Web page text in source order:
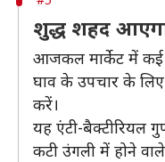
शुद्ध शहद
आजकल मार्केट में
घाव के उपचार के
करें।
यह एंटी-बैक्टीरियल
कटी उंगली में होने